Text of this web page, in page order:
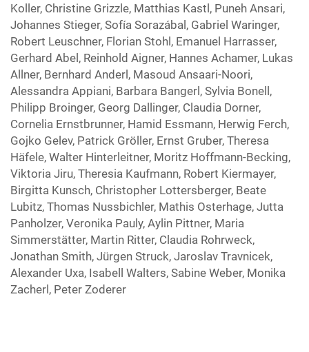
Koller, Christine Grizzle, Matthias Kastl, Puneh Ansari,
Johannes Stieger, Sofía Sorazábal, Gabriel Waringer,
Robert Leuschner, Florian Stohl, Emanuel Harrasser,
Gerhard Abel, Reinhold Aigner, Hannes Achamer, Lukas
Allner, Bernhard Anderl, Masoud Ansaari-Noori,
Alessandra Appiani, Barbara Bangerl, Sylvia Bonell,
Philipp Broinger, Georg Dallinger, Claudia Dorner,
Cornelia Ernstbrunner, Hamid Essmann, Herwig Ferch,
Gojko Gelev, Patrick Gröller, Ernst Gruber, Theresa
Häfele, Walter Hinterleitner, Moritz Hoffmann-Becking,
Viktoria Jiru, Theresia Kaufmann, Robert Kiermayer,
Birgitta Kunsch, Christopher Lottersberger, Beate
Lubitz, Thomas Nussbichler, Mathis Osterhage, Jutta
Panholzer, Veronika Pauly, Aylin Pittner, Maria
Simmerstätter, Martin Ritter, Claudia Rohrweck,
Jonathan Smith, Jürgen Struck, Jaroslav Travnicek,
Alexander Uxa, Isabell Walters, Sabine Weber, Monika
Zacherl, Peter Zoderer